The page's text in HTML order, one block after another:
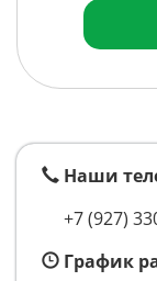
Наши
+7 (927)
График